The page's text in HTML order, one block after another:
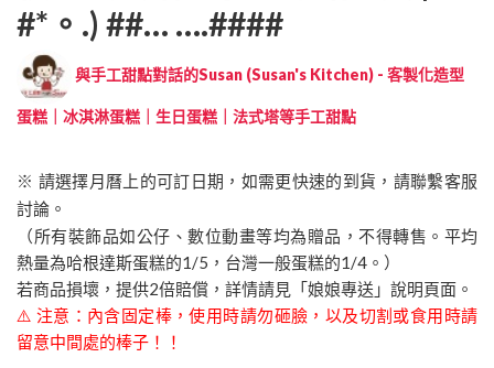
#*。.) ##… ….####
與手工甜點對話的Susan (Susan's Kitchen) - 客製化造型
蛋糕｜冰淇淋蛋糕｜生日蛋糕｜法式塔等手工甜點
※ 請選擇月曆上的可訂日期，如需更快速的到貨，請聯繫客服
討論。
（所有裝飾品如公仔、數位動畫等均為贈品，不得轉售。平均
熱量為哈根達斯蛋糕的1/5，台灣一般蛋糕的1/4。）
若商品損壞，提供2倍賠償，詳情請見「娘娘專送」說明頁面。
⚠️ 注意：內含固定棒，使用時請勿砸臉，以及切割或食用時請
留意中間處的棒子！！